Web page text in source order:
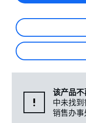
该产品不
中未找
销售办事